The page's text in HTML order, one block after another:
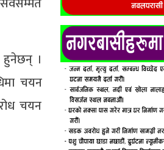
हुनेछन् ।
चयन
चयन